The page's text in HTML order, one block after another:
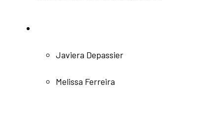
Javiera Depassier
Melissa Ferreira